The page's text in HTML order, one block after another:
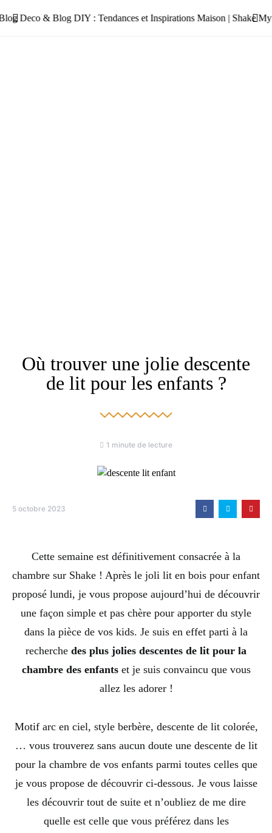
Où trouver une jolie descente
de lit pour les enfants ?
1 minute de lecture
5 octobre 2023
Cette semaine est définitivement consacrée à la
chambre sur Shake ! Après le joli lit en bois pour enfant
proposé lundi, je vous propose aujourd’hui de découvrir
une façon simple et pas chère pour apporter du style
dans la pièce de vos kids. Je suis en effet parti à la
recherche des plus jolies descentes de lit pour la
chambre des enfantset je suis convaincu que vous
allez les adorer !
Motif arc en ciel, style berbère, descente de lit colorée,
… vous trouverez sans aucun doute une descente de lit
pour la chambre de vos enfants parmi toutes celles que
je vous propose de découvrir ci-dessous. Je vous laisse
les découvrir tout de suite et n’oubliez de me dire
quelle est celle que vous préférez dans les